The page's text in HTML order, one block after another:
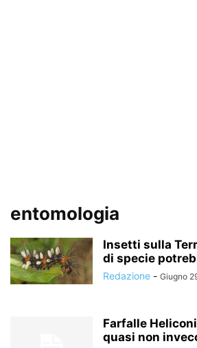
entomologia
Insetti sulla
di specie
Redazione - Giugno
Farfalle
quasi non